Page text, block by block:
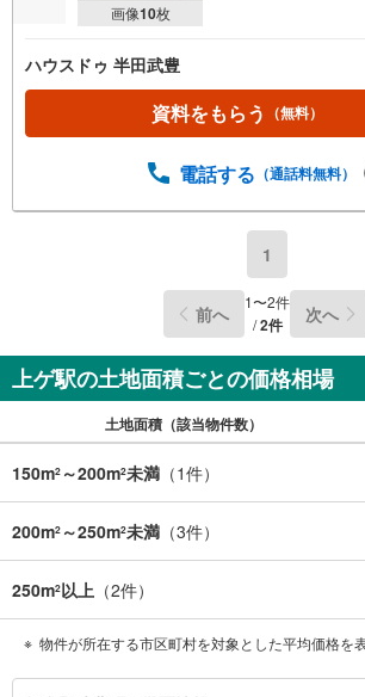
画像10枚
ハウスドゥ 半田武豊
資料をもらう （無料）
電話する （通話料無料）
1
前へ 1〜2件
/2件 次へ
上ゲ駅の土地面積ごとの価格相場
土地面積（該当物件数）
150m2 ～200m2未満 （1件）
200m2 ～250m2未満 （3件）
250m2以上 （2件）
物件が所在する市区町村を対象とした平均価格を
知